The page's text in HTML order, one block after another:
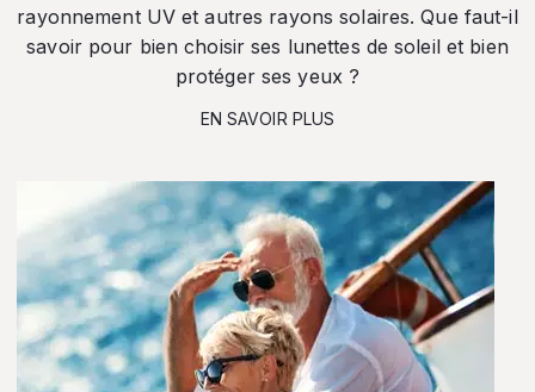
rayonnement UV et autres rayons solaires. Que faut-il
savoir pour bien choisir ses lunettes de soleil et bien
protéger ses yeux ?
EN SAVOIR PLUS